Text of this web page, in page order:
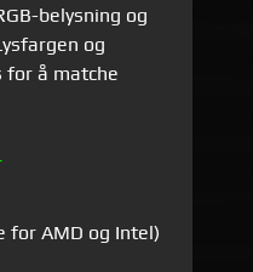
belysning og
og
for å matche
for AMD og Intel)